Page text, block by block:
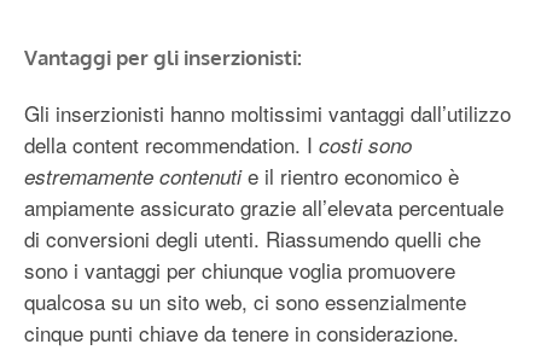
Vantaggi per gli inserzionisti:
Gli inserzionisti hanno moltissimi vantaggi dall’utilizzo
della content recommendation. I costi sono
estremamente contenutie il rientro economico è
ampiamente assicurato grazie all’elevata percentuale
di conversioni degli utenti. Riassumendo quelli che
sono i vantaggi per chiunque voglia promuovere
qualcosa su un sito web, ci sono essenzialmente
cinque punti chiave da tenere in considerazione.